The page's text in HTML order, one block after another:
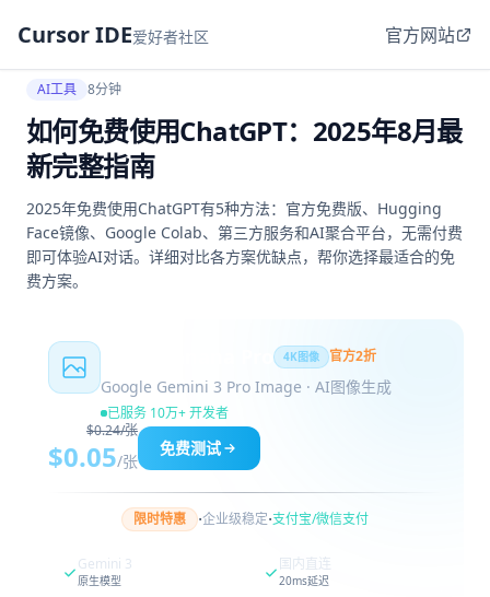
Cursor IDE爱好者社区 官方网站
AI工具 8分钟
如何免费使用ChatGPT：2025年8月最
新完整指南
2025年免费使用ChatGPT有5种方法：官方免费版、Hugging
Face镜像、Google Colab、第三方服务和AI聚合平台，无需付费
即可体验AI对话。详细对比各方案优缺点，帮你选择最适合的免
费方案。
4K图像 官方2折
Google Gemini 3 Pro Image · AI图像生成
已服务 10万+ 开发者
$0.24/张
$0.05/张
免费测试
限时特惠 ·企业级稳定·支付宝/微信支付
Gemini 3
原生模型
国内直连
20ms延迟